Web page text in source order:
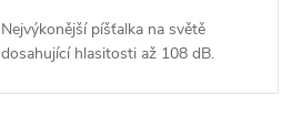
Nejvýkonější píšťalka na světě
dosahující hlasitosti až 108 dB.